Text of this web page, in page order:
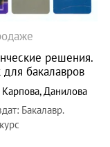
решения.
бакалавров
Карпова,Данилова
: Бакалавр.